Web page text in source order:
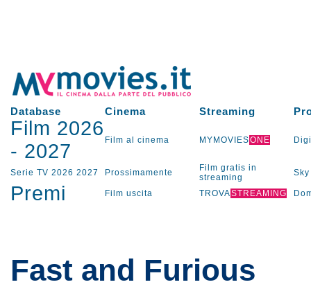
Database Cinema Streaming
Film 2026
- 2027 Film al cinema MYMOVIESONE
Serie TV 2026 2027 Prossimamente
Film gratis in
streaming
Sky
Premi Film uscita TROVASTREAMING
Fast and Furious